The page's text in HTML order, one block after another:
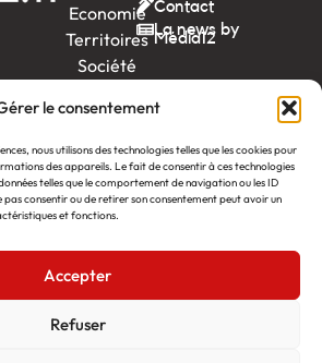
le consentement
nous utilisons des technologies telles que les cookies pour
des appareils. Le fait de consentir à ces technologies
telles que le comportement de navigation ou les ID
pas consentir ou de retirer son consentement peut avoir un
et fonctions.
Accepter
Refuser
Economie
Territoires
Société
end
Ambition
by EDF
itw
by
Léa
Contact
La news by
Média12